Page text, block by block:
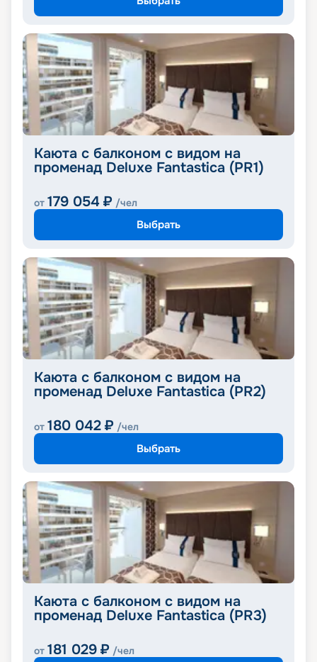
Каюта с балконом с видом на
променад Deluxe Fantastica (PR1)
от 179 054 ₽ /чел
Выбрать
Каюта с балконом с видом на
променад Deluxe Fantastica (PR2)
от 180 042 ₽ /чел
Выбрать
Каюта с балконом с видом на
променад Deluxe Fantastica (PR3)
от 181 029 ₽ /чел